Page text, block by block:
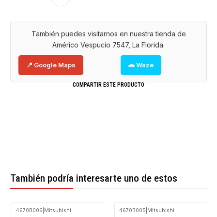
También puedes visitarnos en nuestra tienda de
Américo Vespucio 7547, La Florida.
📍 Google Maps 🚗 Waze
COMPARTIR ESTE PRODUCTO
También podría interesarte uno de estos
4670B006 Mitsubishi 4670B005 Mitsubishi